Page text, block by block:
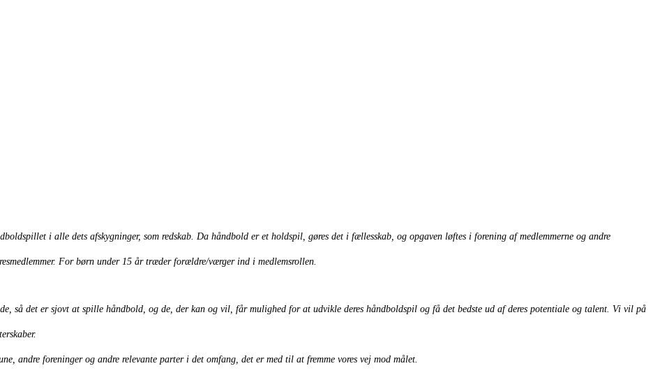
i alle dets afskygninger, som redskab. Da håndbold er et holdspil, gøres det i fællesskab, og opgaven løftes i forening af medlemmerne og andre
For børn under 15 år træder forældre/værger ind i medlemsrollen.
så det er sjovt at spille håndbold, og de, der kan og vil, får mulighed for at udvikle deres håndboldspil og få det bedste ud af deres potentiale og talent. Vi vil på
andre foreninger og andre relevante parter i det omfang, det er med til at fremme vores vej mod målet.